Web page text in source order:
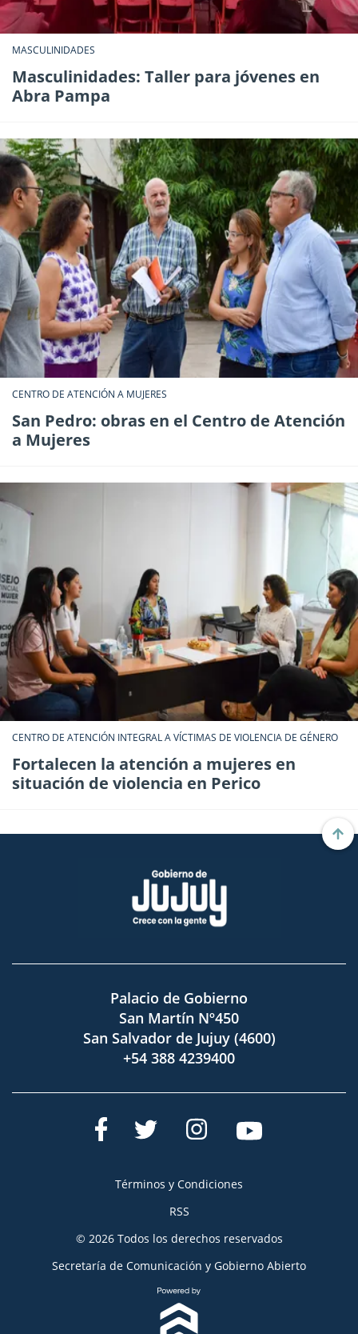
MASCULINIDADES
Masculinidades: Taller para jóvenes en
Abra Pampa
CENTRO DE ATENCIÓN A MUJERES
San Pedro: obras en el Centro de Atención
a Mujeres
CENTRO DE ATENCIÓN INTEGRAL A VÍCTIMAS DE VIOLENCIA DE GÉNERO
Fortalecen la atención a mujeres en
situación de violencia en Perico
Palacio de Gobierno
San Martín Nº450
San Salvador de Jujuy (4600)
+54 388 4239400
Términos y Condiciones
RSS
© 2026 Todos los derechos reservados
Secretaría de Comunicación y Gobierno Abierto